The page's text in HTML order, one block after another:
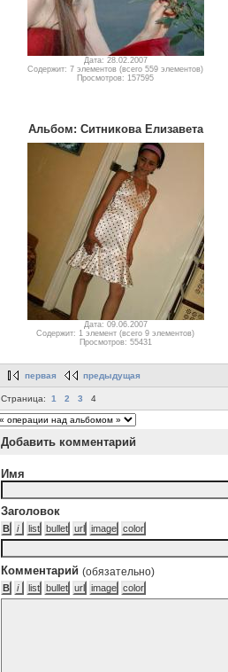
Дата: 28.02.2007
Содержит: 7 элементов (всего 559 элементов)
Просмотров: 157595
Альбом: Ситникова Елизавета
Дата: 09.06.2007
Содержит: 1 элемент (всего 9 элементов)
Просмотров: 55431
первая предыдущая
Страница: 1 2 3 4
Добавить комментарий
Имя
Заголовок
Комментарий (обязательно)